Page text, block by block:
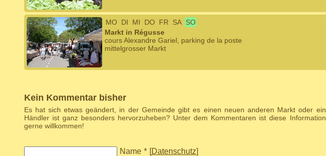
MO DI MI DO FR SA SO
Markt in Régusse
cours Alexandre Gariel, parking de la poste
mittelgrosser Markt
Kein Kommentar bisher
Es hat sich etwas geändert, in der Gemeinde gibt es einen neuen anderen Markt oder ein
Händler ist ganz besonders hervorzuheben? Unter dem Kommentaren ist diese Information
gerne willkommen!
Name * [Datenschutz]